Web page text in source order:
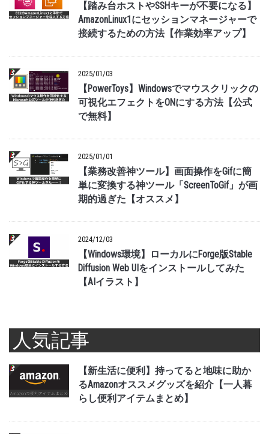
【踏み台ホストやSSHキーが不要になる】
AmazonLinux1にセッションマネージャーで
接続するための方法【作業効率アップ】
2025/01/03
【PowerToys】Windowsでマウスクリックの
可視化エフェクトをONにする方法【公式
で無料】
2025/01/01
【業務改善神ツール】画面操作をGifに簡
単に変換する神ツール「ScreenToGif」が画
期的過ぎた【オススメ】
2024/12/03
【Windows環境】ローカルにForge版Stable
Diffusion Web UIをインストールしてみた
【AIイラスト】
人気記事
【新生活に便利】持ってると地味に助か
るAmazonオススメグッズを紹介【一人暮
らし便利アイテムまとめ】